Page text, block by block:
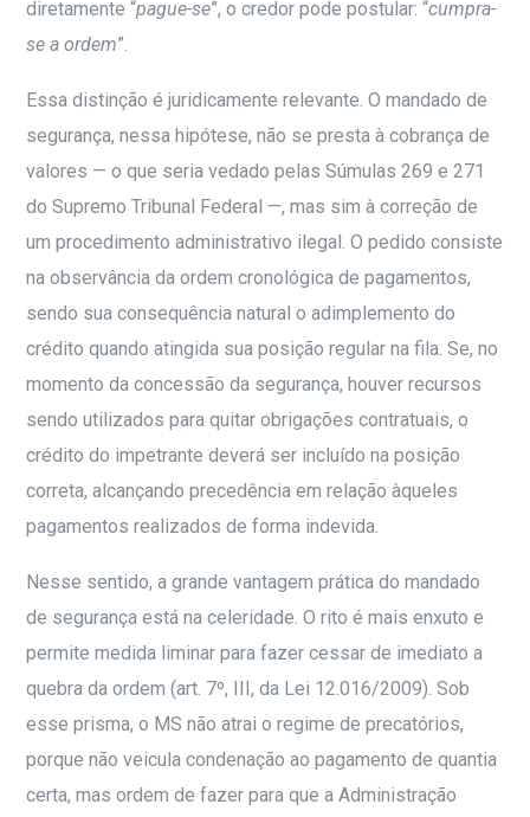
diretamente “pague-se”, o credor pode postular: “cumpra-
se a ordem”.
Essa distinção é juridicamente relevante. O mandado de
segurança, nessa hipótese, não se presta à cobrança de
valores — o que seria vedado pelas Súmulas 269 e 271
do Supremo Tribunal Federal —, mas sim à correção de
um procedimento administrativo ilegal. O pedido consiste
na observância da ordem cronológica de pagamentos,
sendo sua consequência natural o adimplemento do
crédito quando atingida sua posição regular na fila. Se, no
momento da concessão da segurança, houver recursos
sendo utilizados para quitar obrigações contratuais, o
crédito do impetrante deverá ser incluído na posição
correta, alcançando precedência em relação àqueles
pagamentos realizados de forma indevida.
Nesse sentido, a grande vantagem prática do mandado
de segurança está na celeridade. O rito é mais enxuto e
permite medida liminar para fazer cessar de imediato a
quebra da ordem (art. 7º, III, da Lei 12.016/2009). Sob
esse prisma, o MS não atrai o regime de precatórios,
porque não veicula condenação ao pagamento de quantia
certa, mas ordem de fazer para que a Administração